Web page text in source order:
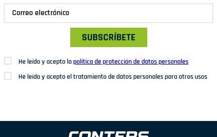
SUBSCRÍBETE
He leído y acepto lapolítica de protección de datos personales
He leído y acepto el tratamiento de datos personales para otros usos